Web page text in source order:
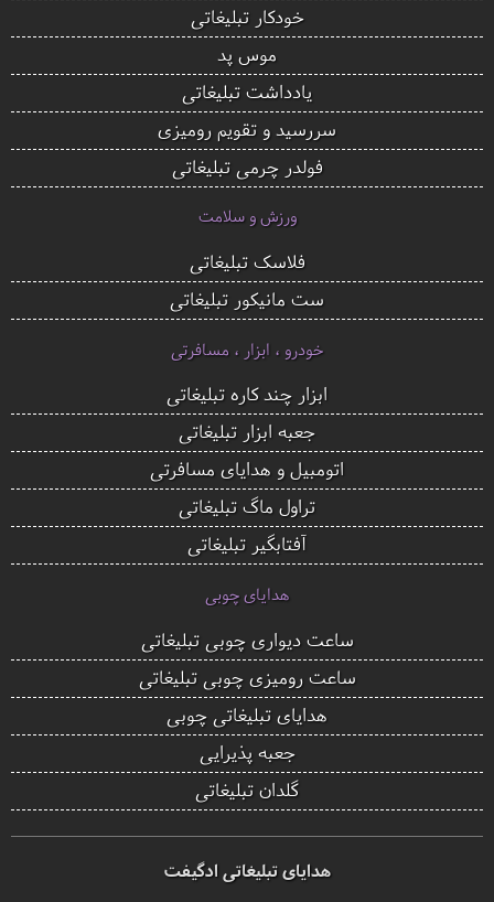
خودکار تبلیغاتی
موس پد
یادداشت تبلیغاتی
سررسید و تقویم رومیزی
فولدر چرمی تبلیغاتی
ورزش و سلامت
فلاسک تبلیغاتی
ست مانیکور تبلیغاتی
خودرو ، ابزار ، مسافرتی
ابزار چند کاره تبلیغاتی
جعبه ابزار تبلیغاتی
اتومبیل و هدایای مسافرتی
تراول ماگ تبلیغاتی
آفتابگیر تبلیغاتی
هدایای چوبی
ساعت دیواری چوبی تبلیغاتی
ساعت رومیزی چوبی تبلیغاتی
هدایای تبلیغاتی چوبی
جعبه پذیرایی
گلدان تبلیغاتی
هدایای تبلیغاتی ادگیفت